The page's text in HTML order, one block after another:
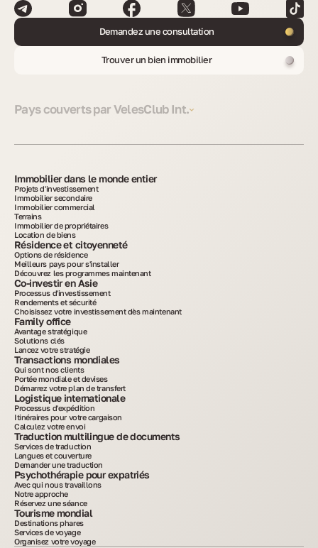
Demandez une consultation
Trouver un bien immobilier
Pays couverts par VelesClub Int.
Immobilier dans le monde entier
Projets d'investissement
Immobilier secondaire
Immobilier commercial
Terrains
Immobilier de propriétaires
Location de biens
Résidence et citoyenneté
Options de résidence
Meilleurs pays pour s'installer
Découvrez les programmes maintenant
Co-investir en Asie
Processus d'investissement
Rendements et sécurité
Choisissez votre investissement dès maintenant
Family office
Avantage stratégique
Solutions clés
Lancez votre stratégie
Transactions mondiales
Qui sont nos clients
Portée mondiale et devises
Démarrez votre plan de transfert
Logistique internationale
Processus d'expédition
Itinéraires pour votre cargaison
Calculez votre envoi
Traduction multilingue de documents
Services de traduction
Langues et couverture
Demander une traduction
Psychothérapie pour expatriés
Avec qui nous travaillons
Notre approche
Réservez une séance
Tourisme mondial
Destinations phares
Services de voyage
Organisez votre voyage